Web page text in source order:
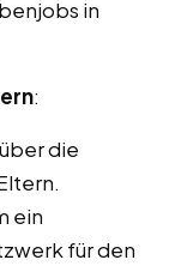
in
:
die
ein
für den